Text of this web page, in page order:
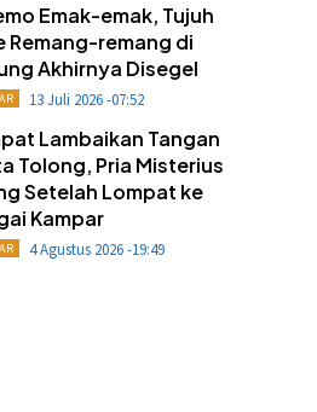
Emak-emak, Tujuh
Remang-remang di
Akhirnya Disegel
13 Juli 2026 -07:52
Lambaikan Tangan
Tolong, Pria Misterius
Setelah Lompat ke
Kampar
4 Agustus 2026 -19:49